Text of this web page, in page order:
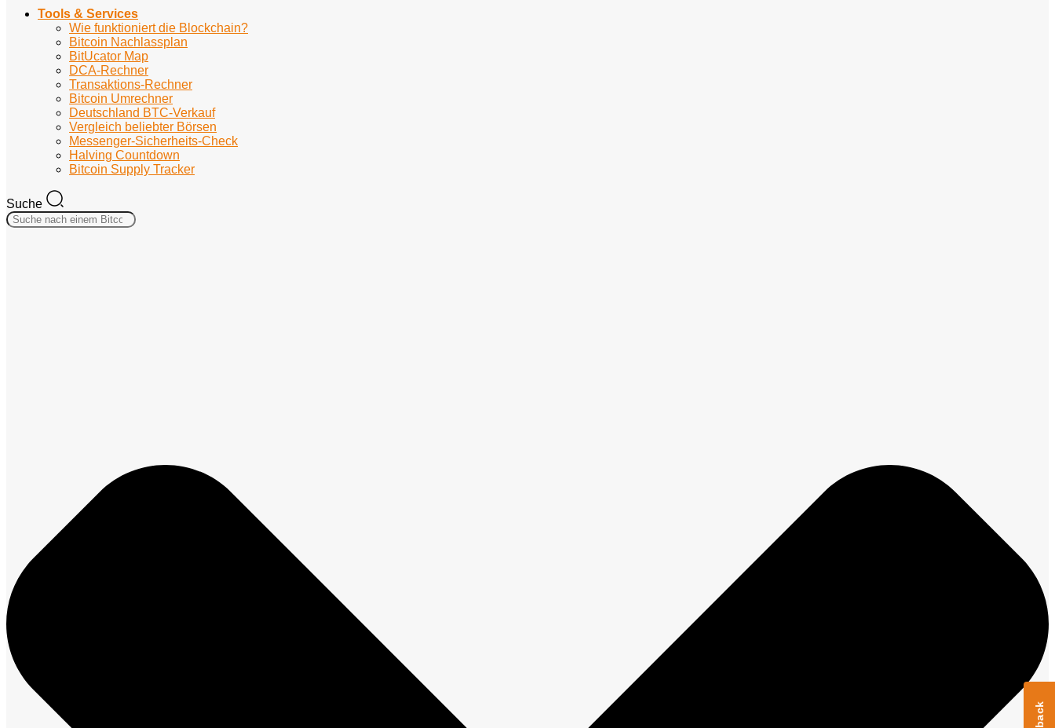
Tools & Services
Wie funktioniert die Blockchain?
Bitcoin Nachlassplan
BitUcator Map
DCA-Rechner
Transaktions-Rechner
Bitcoin Umrechner
Deutschland BTC-Verkauf
Vergleich beliebter Börsen
Messenger-Sicherheits-Check
Halving Countdown
Bitcoin Supply Tracker
Suche